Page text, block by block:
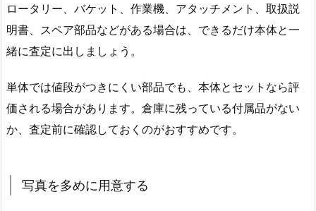
ロータリー、バケット、作業機、アタッチメント、取扱説
明書、スペア部品などがある場合は、できるだけ本体と一
緒に査定に出しましょう。
単体では値段がつきにくい部品でも、本体とセットなら評
価される場合があります。倉庫に残っている付属品がない
か、査定前に確認しておくのがおすすめです。
写真を多めに用意する